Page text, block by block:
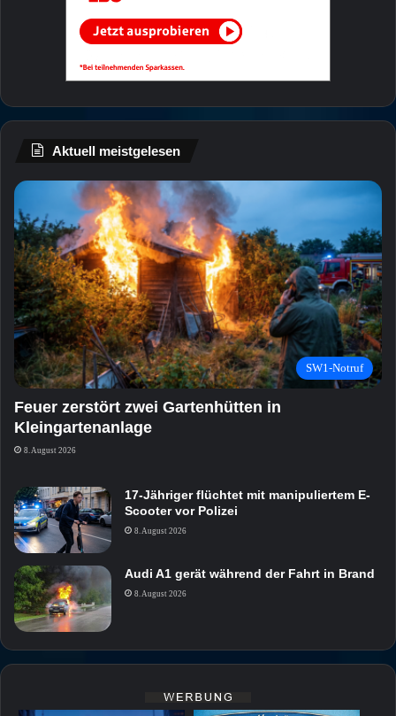
Aktuell meistgelesen
SW1-Notruf
Feuer zerstört zwei Gartenhütten in
Kleingartenanlage
8. August 2026
17-Jähriger flüchtet mit manipuliertem E-
Scooter vor Polizei
8. August 2026
Audi A1 gerät während der Fahrt in Brand
8. August 2026